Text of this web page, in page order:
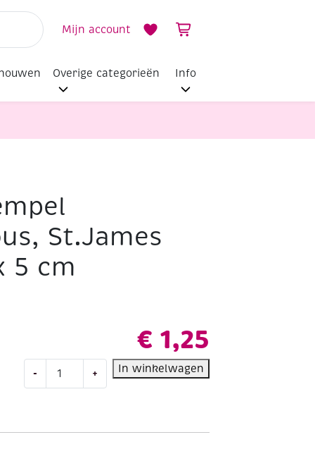
Mijn account
Overige categorieën Info
St.James
5 cm
€ 1,25
-
Stempel
+ In winkelwagen